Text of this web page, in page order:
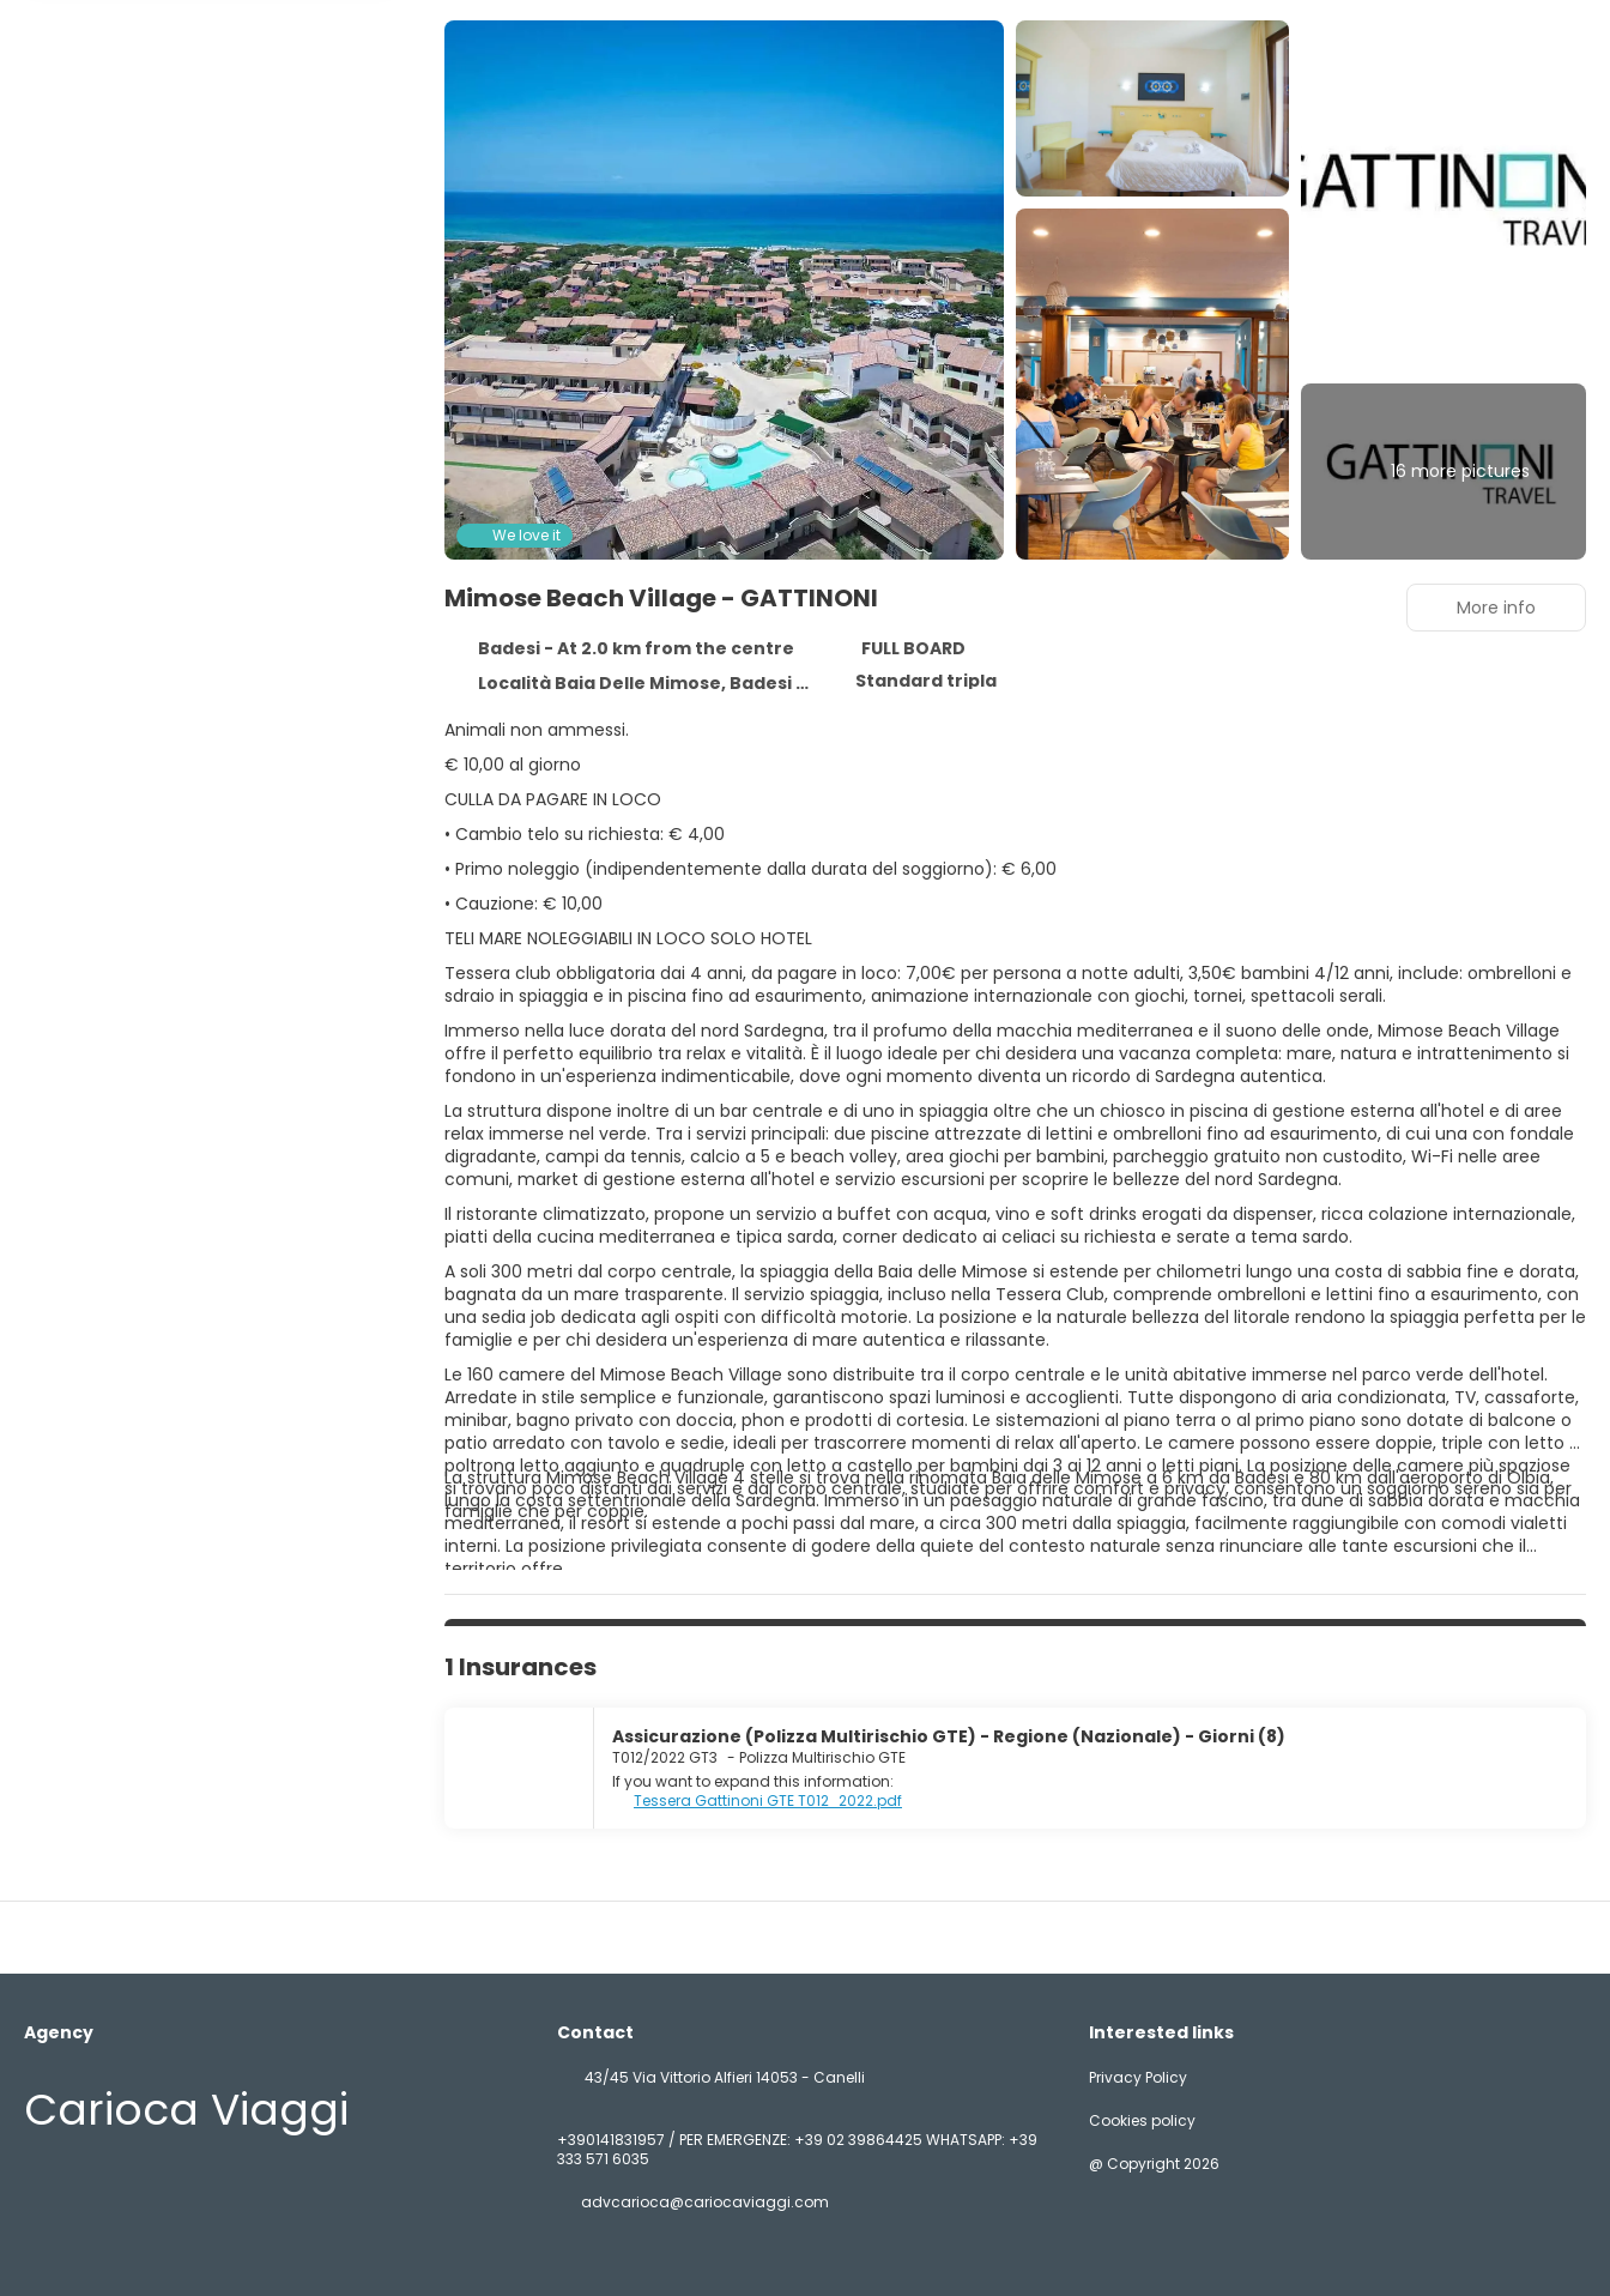
We love it
16 more pictures
Mimose Beach Village - GATTINONI
Badesi - At 2.0 km from the centre
FULL BOARD
Località Baia Delle Mimose, Badesi 07030
Standard tripla
La struttura Mimose Beach Village 4 stelle si trova nella rinomata Baia delle Mimose a 6 km da Badesi e 80 km dall'aeroporto di Olbia,
lungo la costa settentrionale della Sardegna. Immerso in un paesaggio naturale di grande fascino, tra dune di sabbia dorata e macchia
mediterranea, il resort si estende a pochi passi dal mare, a circa 300 metri dalla spiaggia, facilmente raggiungibile con comodi vialetti
interni. La posizione privilegiata consente di godere della quiete del contesto naturale senza rinunciare alle tante escursioni che il
territorio offre.
Le 160 camere del Mimose Beach Village sono distribuite tra il corpo centrale e le unità abitative immerse nel parco verde dell'hotel.
Arredate in stile semplice e funzionale, garantiscono spazi luminosi e accoglienti. Tutte dispongono di aria condizionata, TV, cassaforte,
minibar, bagno privato con doccia, phon e prodotti di cortesia. Le sistemazioni al piano terra o al primo piano sono dotate di balcone o
patio arredato con tavolo e sedie, ideali per trascorrere momenti di relax all'aperto. Le camere possono essere doppie, triple con letto o
poltrona letto aggiunto e quadruple con letto a castello per bambini dai 3 ai 12 anni o letti piani. La posizione delle camere più spaziose
si trovano poco distanti dai servizi e dal corpo centrale, studiate per offrire comfort e privacy, consentono un soggiorno sereno sia per
famiglie che per coppie.
A soli 300 metri dal corpo centrale, la spiaggia della Baia delle Mimose si estende per chilometri lungo una costa di sabbia fine e dorata,
bagnata da un mare trasparente. Il servizio spiaggia, incluso nella Tessera Club, comprende ombrelloni e lettini fino a esaurimento, con
una sedia job dedicata agli ospiti con difficoltà motorie. La posizione e la naturale bellezza del litorale rendono la spiaggia perfetta per le
famiglie e per chi desidera un'esperienza di mare autentica e rilassante.
Il ristorante climatizzato, propone un servizio a buffet con acqua, vino e soft drinks erogati da dispenser, ricca colazione internazionale,
piatti della cucina mediterranea e tipica sarda, corner dedicato ai celiaci su richiesta e serate a tema sardo.
La struttura dispone inoltre di un bar centrale e di uno in spiaggia oltre che un chiosco in piscina di gestione esterna all'hotel e di aree
relax immerse nel verde. Tra i servizi principali: due piscine attrezzate di lettini e ombrelloni fino ad esaurimento, di cui una con fondale
digradante, campi da tennis, calcio a 5 e beach volley, area giochi per bambini, parcheggio gratuito non custodito, Wi-Fi nelle aree
comuni, market di gestione esterna all'hotel e servizio escursioni per scoprire le bellezze del nord Sardegna.
Immerso nella luce dorata del nord Sardegna, tra il profumo della macchia mediterranea e il suono delle onde, Mimose Beach Village
offre il perfetto equilibrio tra relax e vitalità. È il luogo ideale per chi desidera una vacanza completa: mare, natura e intrattenimento si
fondono in un'esperienza indimenticabile, dove ogni momento diventa un ricordo di Sardegna autentica.
Tessera club obbligatoria dai 4 anni, da pagare in loco: 7,00€ per persona a notte adulti, 3,50€ bambini 4/12 anni, include: ombrelloni e
sdraio in spiaggia e in piscina fino ad esaurimento, animazione internazionale con giochi, tornei, spettacoli serali.
TELI MARE NOLEGGIABILI IN LOCO SOLO HOTEL
• Cauzione: € 10,00
• Primo noleggio (indipendentemente dalla durata del soggiorno): € 6,00
• Cambio telo su richiesta: € 4,00
CULLA DA PAGARE IN LOCO
€ 10,00 al giorno
Animali non ammessi.
More info
1 Insurances
Assicurazione (Polizza Multirischio GTE) - Regione (Nazionale) - Giorni (8)
T012/2022 GT3 - Polizza Multirischio GTE
If you want to expand this information:
Tessera Gattinoni GTE T012_2022.pdf
Agency
Carioca Viaggi
Contact
43/45 Via Vittorio Alfieri 14053 - Canelli
+390141831957 / PER EMERGENZE: +39 02 39864425 WHATSAPP: +39
333 571 6035
advcarioca@cariocaviaggi.com
Interested links
Privacy Policy
Cookies policy
@ Copyright 2026